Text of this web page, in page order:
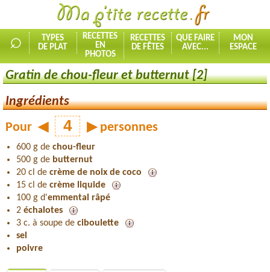
⌕
TYPES
DE PLAT
RECETTES
EN
PHOTOS
RECETTES
DE FÊTES
QUE FAIRE
AVEC...
MON
ESPACE
Gratin de chou-fleur et butternut [2]
Ingrédients
Pour ◀ ▶ personnes
600 g de chou-fleur
500 g de butternut
20 cl de crème de noix de coco
15 cl de crème liquide
100 g d'emmental râpé
2 échalotes
3 c. à soupe de ciboulette
sel
poivre